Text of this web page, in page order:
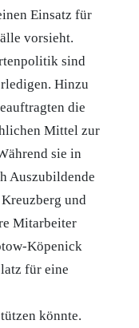
Einsatz für
vorsieht.
sind
Hinzu
die
Mittel zur
sie in
Auszubildende
und
Mitarbeiter
Köpenick
für eine
könnte.